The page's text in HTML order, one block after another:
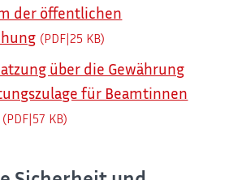
der öffentlichen
(PDF|25 KB)
über die Gewährung
für Beamtinnen
(PDF|57 KB)